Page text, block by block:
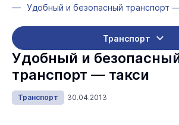
Удобный и безопасный транспорт
Транспорт
Удобный и
транспорт — такси
Транспорт 30.04.2013